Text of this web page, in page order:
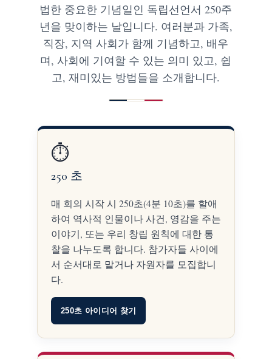
법한 중요한 기념일인 독립선언서 250주
년을 맞이하는 날입니다. 여러분과 가족,
직장, 지역 사회가 함께 기념하고, 배우
며, 사회에 기여할 수 있는 의미 있고, 쉽
고, 재미있는 방법들을 소개합니다.
⏱️
250 초
매 회의 시작 시 250초(4분 10초)를 할애
하여 역사적 인물이나 사건, 영감을 주는
이야기, 또는 우리 창립 원칙에 대한 통
찰을 나누도록 합니다. 참가자들 사이에
서 순서대로 맡거나 자원자를 모집합니
다.
250초 아이디어 찾기